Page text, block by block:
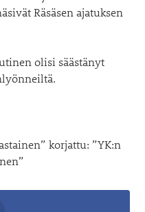
Räsäsen ajatuksen
olisi säästänyt
korjattu: ”YK:n